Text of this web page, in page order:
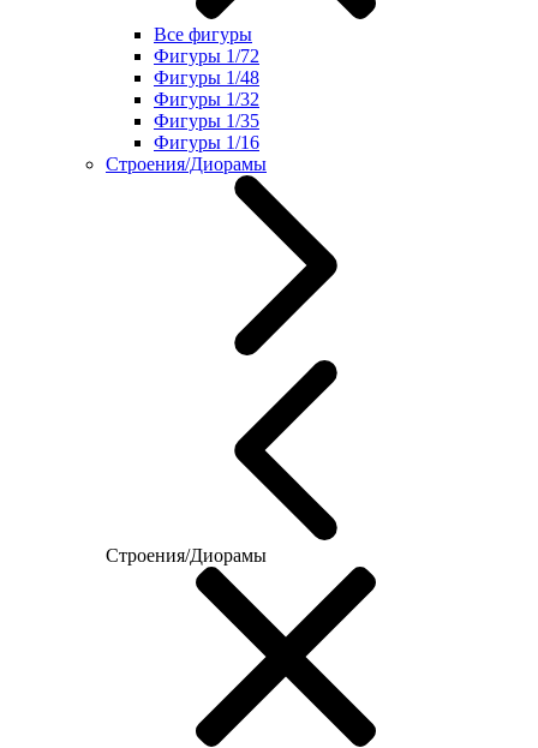
Все фигуры
Фигуры 1/72
Фигуры 1/48
Фигуры 1/32
Фигуры 1/35
Фигуры 1/16
Строения/Диорамы
Строения/Диорамы